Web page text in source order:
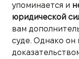
упоминается и
юридической
вам
суде. Однако он